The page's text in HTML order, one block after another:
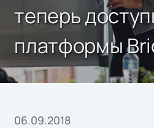
теперь
платформы
06.09.2018